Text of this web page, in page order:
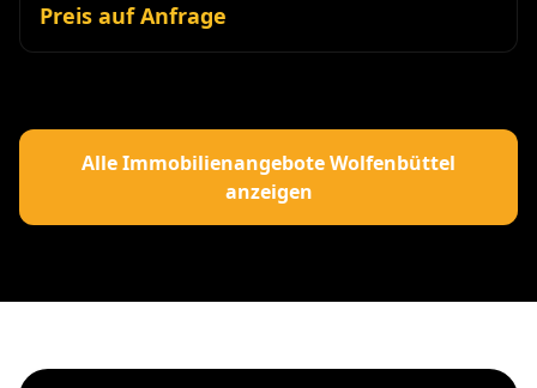
Preis auf Anfrage
Alle Immobilienangebote Wolfenbüttel
anzeigen